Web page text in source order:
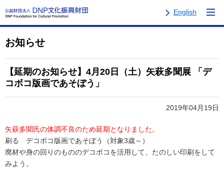
English
お知らせ
【延期のお知らせ】4月20日（土）矢萩多聞展 「デ
コボコ版画であそぼう」
2019年04月19日
矢萩多聞氏の体調不良のため延期となりました。
刷る デコボコ版画であそぼう（対象3歳～）
廃材や身の回りのもののデコボコを活用して、たのしい印刷をして
みよう。